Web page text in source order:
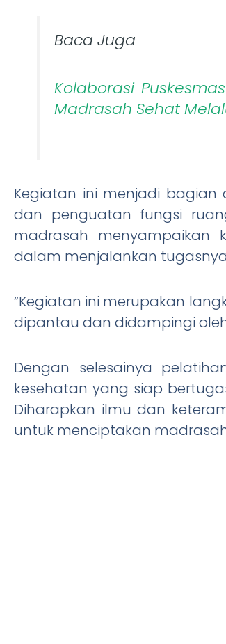
Baca Juga
Kolaborasi
Madrasah Sehat
Kegiatan ini menjadi
dan penguatan fungsi
madrasah menyampaikan
dalam menjalankan
“Kegiatan ini merupakan
dipantau dan didampingi oleh
Dengan selesainya
kesehatan yang siap
Diharapkan ilmu dan
untuk menciptakan